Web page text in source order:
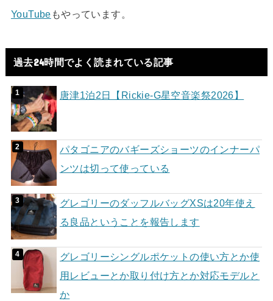
YouTube もやっています。
過去24時間でよく読まれている記事
唐津1泊2日【Rickie-G星空音楽祭2026】
パタゴニアのバギーズショーツのインナーパ
ンツは切って使っている
グレゴリーのダッフルバッグXSは20年使え
る良品ということを報告します
グレゴリーシングルポケットの使い方とか使
用レビューとか取り付け方とか対応モデルと
か